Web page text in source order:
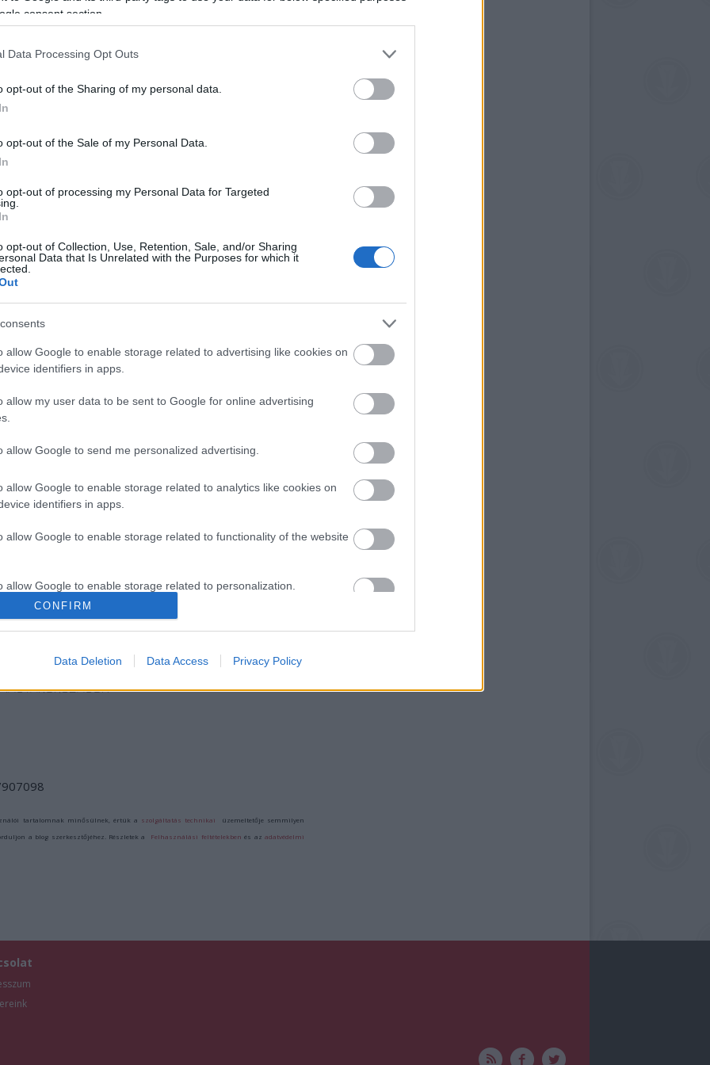
consent section.
Data Processing Opt Outs
opt-out of the Sharing of my personal data.
opt-out of the Sale of my Personal Data.
opt-out of processing my Personal Data for Targeted
opt-out of Collection, Use, Retention, Sale, and/or Sharing
Data that Is Unrelated with the Purposes for which it
allow Google to enable storage related to advertising like cookies on
identifiers in apps.
allow my user data to be sent to Google for online advertising
allow Google to send me personalized advertising.
allow Google to enable storage related to analytics like cookies on
identifiers in apps.
allow Google to enable storage related to functionality of the website
allow Google to enable storage related to personalization.
allow Google to enable storage related to security, including
CONFIRM
Data Deletion Data Access Privacy Policy
hogy az app-ot többek között azoknak
a filmeket, de bele akarnak látni a háttérbe és a
mindenkinek. Yeah!
SÁRKÁNYOK,
ROSSZFIÚK – A
LEGKEDVELTEBB
ŐRÜLT NAP,
A RANDOM!
VÁRT FILMJE
CINEFESTEN
tartalomnak minősülnek, értük a szolgáltatás technikai üzemeltetője semmilyen
a blog szerkesztőjéhez. Részletek a Felhasználási feltételekben és azadatvédelmi